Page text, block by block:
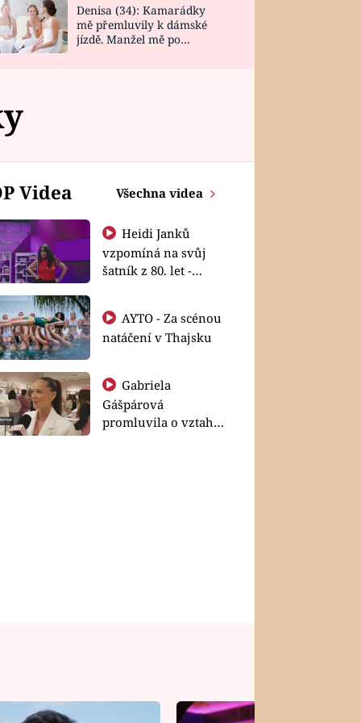
Denisa (34): Kamarádky
mě přemluvily k dámské
jízdě. Manžel mě po
Videa Všechna videa
Heidi Janků
vzpomíná na svůj
šatník z 80. let -
natáčení v Thajsku
Gabriela
Gášpárová
promluvila o vztahu